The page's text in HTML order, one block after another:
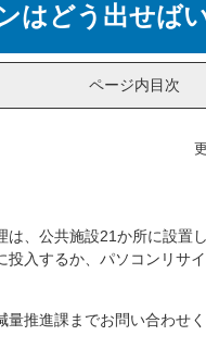
はどう出せば
ページ内目次
は、公共施設21か所に設置
投入するか、パソコンリサ
量推進課までお問い合わせく